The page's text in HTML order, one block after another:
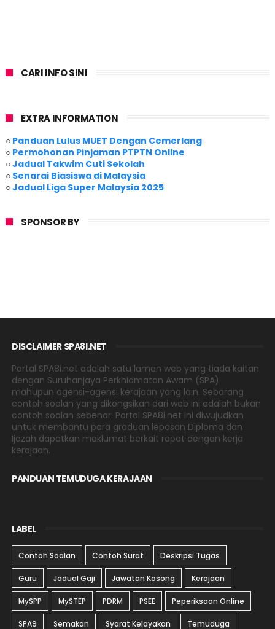
CARI INFO SINI
EXTRA INFORMATION
○ Panduan Lulus MUET Dengan Cemerlang
○ Permohonan Pinjaman PTPTN Online
○Jadual Takwim Cuti Sekolah
○ Senarai Biasiswa di Malaysia
○Jadual Liga Super Malaysia 2025
SPONSOR BY
DISCLAIMER SPA8I.NET
Portal SPA8i.net adalah satu laman web yang tiada kaitan
dengan Suruhanjaya Perkhidmatan Awam (SPA)
mahupun agensi-agensi kerajaan yang lain. Sebarang
contoh soalan yang dikongsikan dari web ini adalah bukan
contoh soalan sebenar. Portal SPA8i.net ini diwujudkan
untuk membantu para graduan lepasan Diploma dan
Ijazah dapatkan maklumat berkait rapat dengan kerja
kerajaan.
PANDUAN TEMUDUGA KERAJAAN
LABEL
Contoh Soalan Contoh Surat Deskripsi Tugas
Guru Jadual Gaji Jawatan Kosong Kerajaan
MySPP MySTEP PDRM PSEE Peperiksaan Online
SPA9 Semakan Syarat Kelayakan Temuduga